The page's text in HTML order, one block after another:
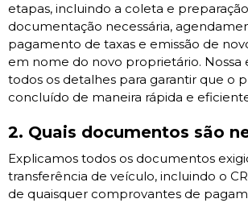
etapas, incluindo a coleta e
documentação necessária,
pagamento de taxas e emissão de
em nome do novo proprietário. Nossa
todos os detalhes para garantir que o
concluído de maneira rápida e
2. Quais documentos são
Explicamos todos os documentos
transferência de veículo, incluindo o
de quaisquer comprovantes de